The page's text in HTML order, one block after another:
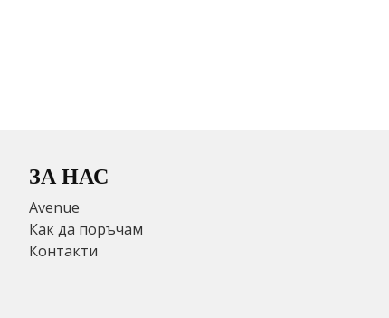
ЗА НАС
Avenue
Как да поръчам
Контакти